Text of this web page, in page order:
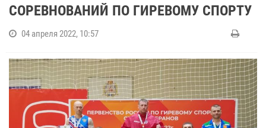
СОРЕВНОВАНИЙ ПО ГИРЕВОМУ СПОРТУ
04 апреля 2022, 10:57